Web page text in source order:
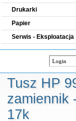
Drukarki
Papier
Serwis - Eksploatacja
Tusz HP
zamiennik
17k